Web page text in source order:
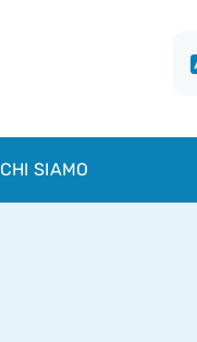
CHI SIAMO